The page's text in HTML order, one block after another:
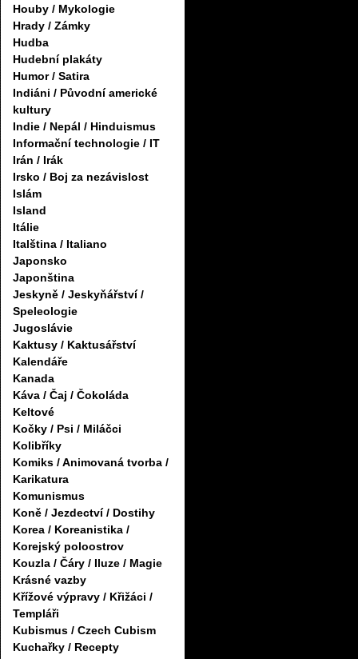
Houby / Mykologie
Hrady / Zámky
Hudba
Hudební plakáty
Humor / Satira
Indiáni / Původní americké
kultury
Indie / Nepál / Hinduismus
Informační technologie / IT
Irán / Irák
Irsko / Boj za nezávislost
Islám
Island
Itálie
Italština / Italiano
Japonsko
Japonština
Jeskyně / Jeskyňářství /
Speleologie
Jugoslávie
Kaktusy / Kaktusářství
Kalendáře
Kanada
Káva / Čaj / Čokoláda
Keltové
Kočky / Psi / Miláčci
Kolibříky
Komiks / Animovaná tvorba /
Karikatura
Komunismus
Koně / Jezdectví / Dostihy
Korea / Koreanistika /
Korejský poloostrov
Kouzla / Čáry / Iluze / Magie
Krásné vazby
Křížové výpravy / Křižáci /
Templáři
Kubismus / Czech Cubism
Kuchařky / Recepty